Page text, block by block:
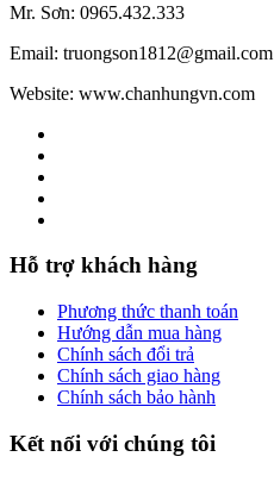
Mr. Sơn: 0965.432.333
Email: truongson1812@gmail.com
Website: www.chanhungvn.com
Hỗ trợ khách hàng
Phương thức thanh toán
Hướng dẫn mua hàng
Chính sách đổi trả
Chính sách giao hàng
Chính sách bảo hành
Kết nối với chúng tôi